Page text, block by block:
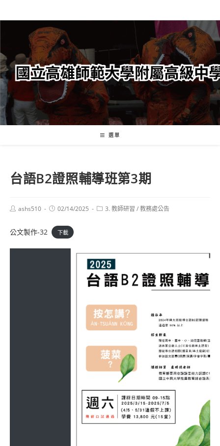
轉
要
內
容
選單
台語B2證照輔導班第3期
Postashs510
Post02/14/2025
Post3. 教師研習 /教務處公告
公文製作-32 下載